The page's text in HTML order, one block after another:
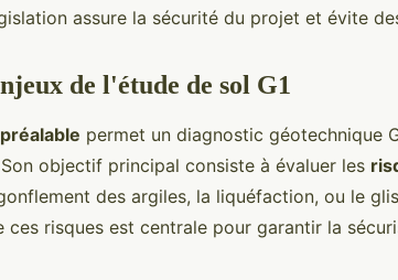
assure la sécurité du projet et évite
de l'étude de sol G1
permet un diagnostic géotechnique
objectif principal consiste à évaluer les
des argiles, la liquéfaction, ou le
ces risques est centrale pour garantir la